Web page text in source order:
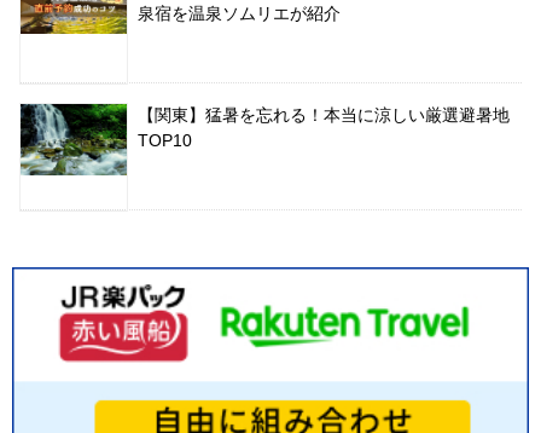
泉宿を温泉ソムリエが紹介
【関東】猛暑を忘れる！本当に涼しい厳選避暑地
TOP10